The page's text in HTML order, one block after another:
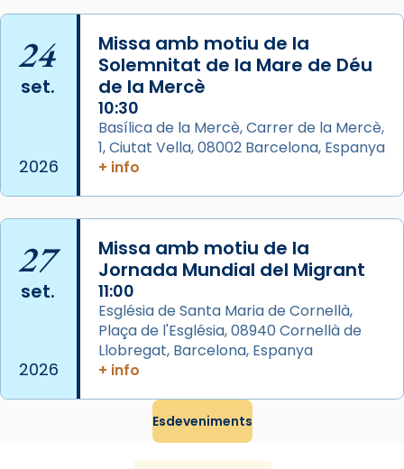
📸 Dr. G. Simón
Photo
View on Facebook · Share
Arquebisbat de Barcelona
2 weeks ago
Memòria de les santes Juliana i
Semproniana, verges i màrtirs.
partir de l’Edat Mitjana sorgeix la tradició
que les santes Juliana (“relatiu a Júlia”) i
Semproniana (“relatiu a Semprònia =
eterna”) són deixebles seves. I l’any 1667, el
frare Joan Gaspar Roig, afirma en una obra
que les santes són filles de l’antiga Iluro.
les aconseguirà el 1772. L’ofici que es canta
a la “Missa de les Santes” (“Missa de
24
set.
2026
Missa amb motiu de la
Solemnitat de la Mare de Déu
de la Mercè
10:30
Basílica de la Mercè, Carrer de la Mercè,
1, Ciutat Vella, 08002 Barcelona, Espanya
+ info
27
set.
2026
Missa amb motiu de la
Jornada Mundial del Migrant
11:00
Església de Santa Maria de Cornellà,
Plaça de l'Església, 08940 Cornellà de
Llobregat, Barcelona, Espanya
+ info
Esdeveniments